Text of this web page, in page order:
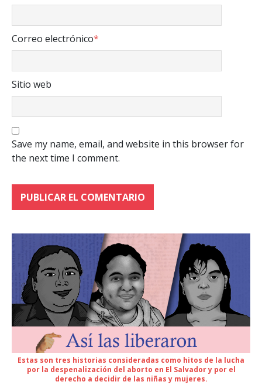
Correo electrónico*
Sitio web
Save my name, email, and website in this browser for
the next time I comment.
Estas son tres historias consideradas como hitos de la lucha
por la despenalización del aborto en El Salvador y por el
derecho a decidir de las niñas y mujeres.